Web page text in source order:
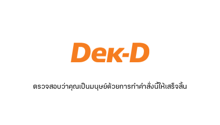
ตรวจสอบว่าคุณเป็นมนุษย์ด้วยการทำคำสั่งนี้ให้เสร็จสิ้น